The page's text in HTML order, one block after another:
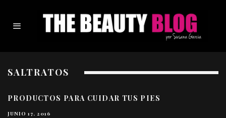
SALTRATOS
PRODUCTOS PARA CUIDAR TUS PIES
JUNIO 17, 2016